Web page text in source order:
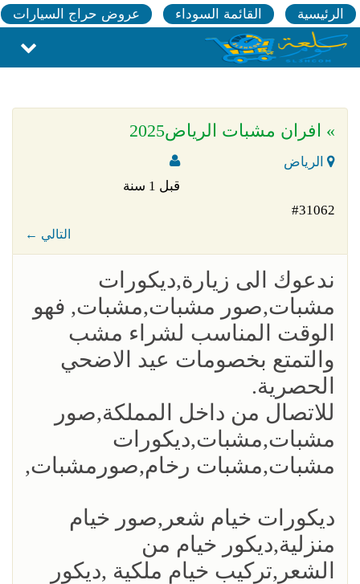
الرئيسية القائمة السوداء عروض حراج السيارات
» افران مشبات الرياض2025
الرياض
قبل 1 سنة
#31062
← التالي
ندعوك الى زيارة,ديكورات
مشبات,صور مشبات,مشبات, فهو
الوقت المناسب لشراء مشب
والتمتع بخصومات عيد الاضحي
الحصرية.
للاتصال من داخل المملكة,صور
مشبات,مشبات,ديكورات
مشبات,مشبات رخام,صورمشبات,
ديكورات خيام شعر,صور خيام
منزلية,ديكور خيام من
الشعر,تركيب خيام ملكية ,ديكور